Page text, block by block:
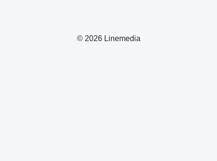
© 2026 Linemedia